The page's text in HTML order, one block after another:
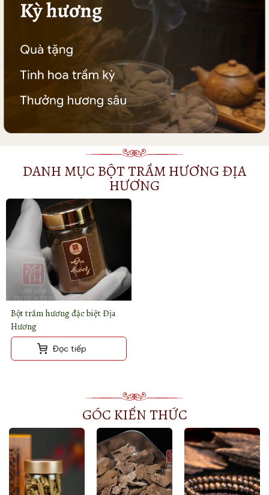
DANH MỤC BỘT TRẦM HƯƠNG ĐỊA
HƯƠNG
Bột trầm hương đặc biệt Địa
Hương
Đọc tiếp
GÓC KIẾN THỨC